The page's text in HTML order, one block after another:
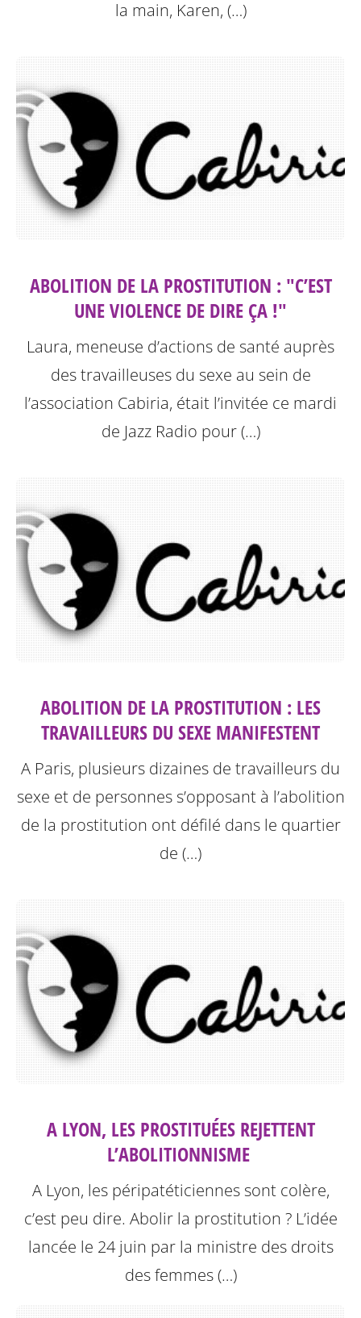
la main, Karen, (…)
ABOLITION DE LA PROSTITUTION : "C’EST
UNE VIOLENCE DE DIRE ÇA !"
Laura, meneuse d’actions de santé auprès
des travailleuses du sexe au sein de
l’association Cabiria, était l’invitée ce mardi
de Jazz Radio pour (…)
ABOLITION DE LA PROSTITUTION : LES
TRAVAILLEURS DU SEXE MANIFESTENT
A Paris, plusieurs dizaines de travailleurs du
sexe et de personnes s’opposant à l’abolition
de la prostitution ont défilé dans le quartier
de (…)
A LYON, LES PROSTITUÉES REJETTENT
L’ABOLITIONNISME ‎
A Lyon, les péripatéticiennes sont colère,
c’est peu dire. Abolir la prostitution ? L’idée
lancée le 24 juin par la ministre des droits
des femmes (…)